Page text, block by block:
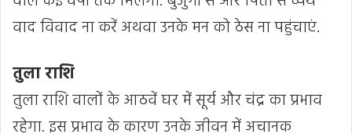
वाद विवाद ना करें अथवा उनके मन को ठेस ना पहुंचाएं.
तुला राशि
तुला राशि वालों के आठवें घर में सूर्य और चंद्र का प्रभाव
रहेगा. इस प्रभाव के कारण उनके जीवन में अचानक